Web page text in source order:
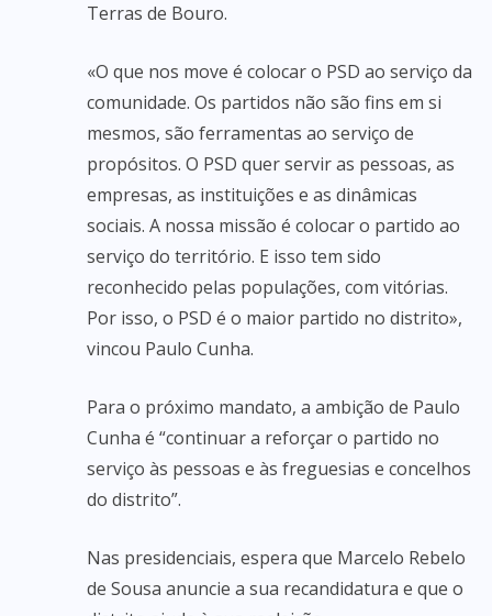
Terras de Bouro.
«O que nos move é colocar o PSD ao serviço da
comunidade. Os partidos não são fins em si
mesmos, são ferramentas ao serviço de
propósitos. O PSD quer servir as pessoas, as
empresas, as instituições e as dinâmicas
sociais. A nossa missão é colocar o partido ao
serviço do território. E isso tem sido
reconhecido pelas populações, com vitórias.
Por isso, o PSD é o maior partido no distrito»,
vincou Paulo Cunha.
Para o próximo mandato, a ambição de Paulo
Cunha é “continuar a reforçar o partido no
serviço às pessoas e às freguesias e concelhos
do distrito”.
Nas presidenciais, espera que Marcelo Rebelo
de Sousa anuncie a sua recandidatura e que o